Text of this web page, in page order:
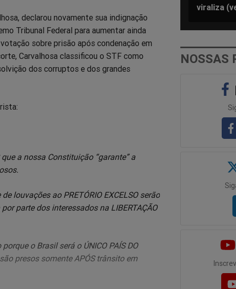
declarou novamente sua indignação
Tribunal Federal para aumentar ainda
sobre prisão após condenação em
Carvalhosa classificou o STF como
dos corruptos e dos grandes
a nossa Constituição “garante” a
louvações ao PRETÓRIO EXCELSO serão
parte dos interessados na LIBERTAÇÃO
o Brasil será o ÚNICO PAÍS DO
presos somente APÓS trânsito em
viraliza
NOSSAS